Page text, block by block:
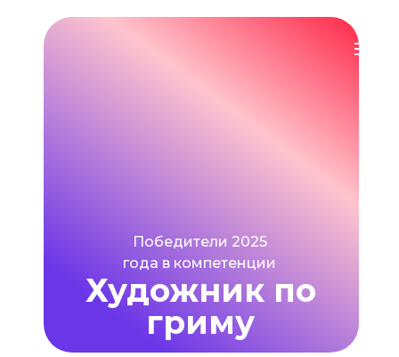
Художник по
гриму
Победители 2025
года в компетенции